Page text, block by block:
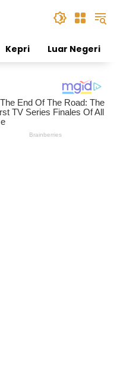
Kepri Luar Negeri